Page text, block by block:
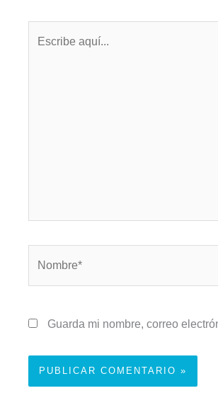
Guarda mi nombre, correo